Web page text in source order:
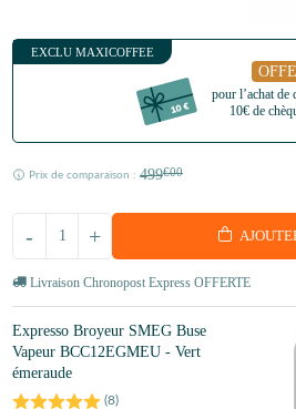
EXCLU MAXICOFFEE
pour l’achat de
10€ de
Prix de comparaison : 499€00
+
-
Livraison Chronopost Express OFFERTE
Expresso Broyeur SMEG Buse
Vapeur BCC12EGMEU - Vert
émeraude
(8)